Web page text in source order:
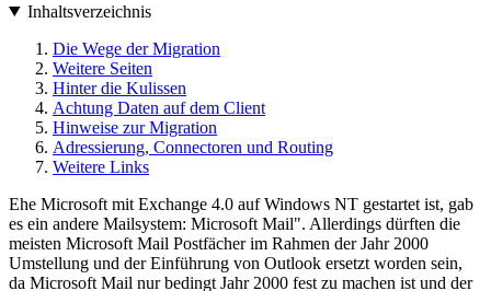
Inhaltsverzeichnis
Die Wege der Migration
Weitere Seiten
Hinter die Kulissen
Achtung Daten auf dem Client
Hinweise zur Migration
Adressierung, Connectoren und Routing
Weitere Links
Ehe Microsoft mit Exchange 4.0 auf Windows NT gestartet ist, gab
es ein andere Mailsystem: Microsoft Mail". Allerdings dürften die
meisten Microsoft Mail Postfächer im Rahmen der Jahr 2000
Umstellung und der Einführung von Outlook ersetzt worden sein,
da Microsoft Mail nur bedingt Jahr 2000 fest zu machen ist und der